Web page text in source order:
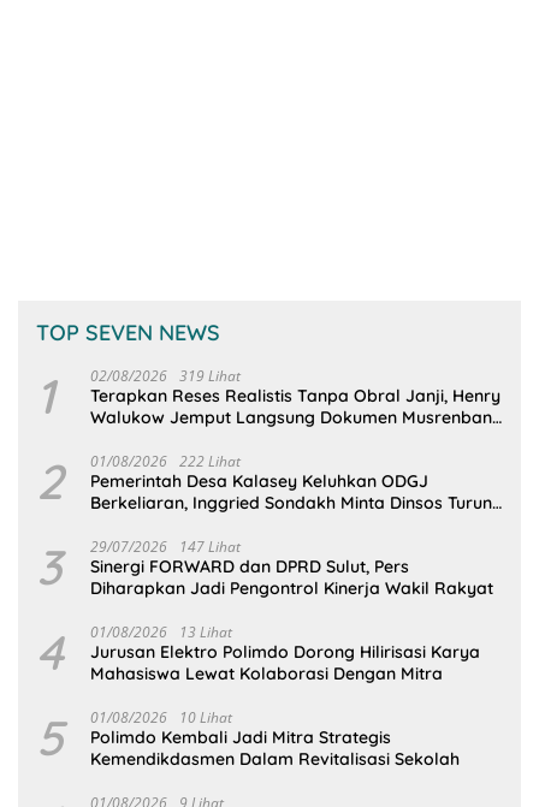
TOP SEVEN NEWS
1 02/08/2026 319 Lihat
Terapkan Reses Realistis Tanpa Obral Janji, Henry
Walukow Jemput Langsung Dokumen Musrenbang
2 01/08/2026 222 Lihat
Pemerintah Desa Kalasey Keluhkan ODGJ
Berkeliaran, Inggried Sondakh Minta Dinsos Turun
3 29/07/2026 147 Lihat
Sinergi FORWARD dan DPRD Sulut, Pers
Diharapkan Jadi Pengontrol Kinerja Wakil Rakyat
4 01/08/2026 13 Lihat
Jurusan Elektro Polimdo Dorong Hilirisasi Karya
Mahasiswa Lewat Kolaborasi Dengan Mitra
5 01/08/2026 10 Lihat
Polimdo Kembali Jadi Mitra Strategis
Kemendikdasmen Dalam Revitalisasi Sekolah